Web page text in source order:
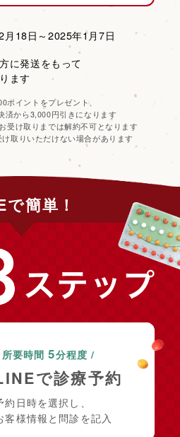
月18日～2025年1月7日
に発送をもって
ます
ポイントをプレゼント、
済から3,000円引きになります
受け取りまでは解約不可となります
取りいただけない場合があります
簡単！
要時間5分程度 /
で診療予約
約日時を選択し、
客様情報と問診を記入